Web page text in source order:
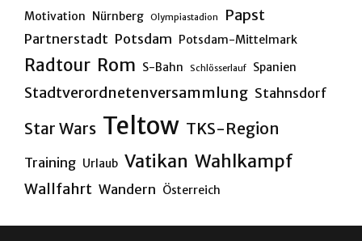
Motivation Nürnberg Olympiastadion Papst
Partnerstadt Potsdam Potsdam-Mittelmark
Radtour Rom S-Bahn Schlösserlauf Spanien
Stadtverordnetenversammlung Stahnsdorf
Star Wars Teltow TKS-Region
Training Urlaub Vatikan Wahlkampf
Wallfahrt Wandern Österreich